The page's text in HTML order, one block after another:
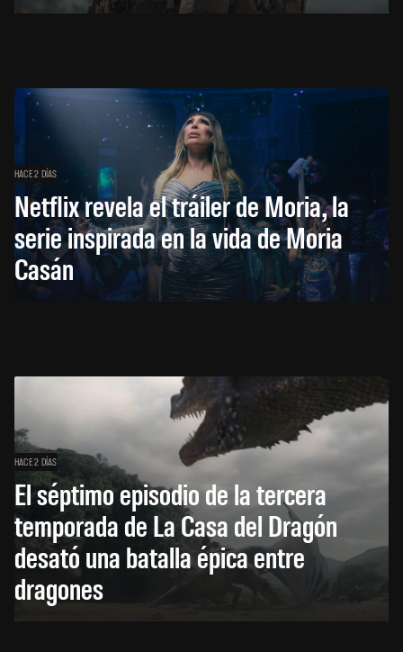
HACE 2 DÍAS
Netflix revela el tráiler de Moria, la
serie inspirada en la vida de Moria
Casán
HACE 2 DÍAS
El séptimo episodio de la tercera
temporada de La Casa del Dragón
desató una batalla épica entre
dragones